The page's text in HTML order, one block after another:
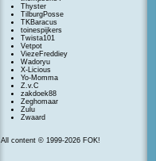
Thyster
TilburgPosse
TKBaracus
toinespijkers
Twista101
Vetpot
ViezeFreddiey
Wadoryu
X-Licious
Yo-Momma
Z.v.C
zakdoek88
Zeghomaar
Zulu
Zwaard
All content © 1999-2026 FOK!